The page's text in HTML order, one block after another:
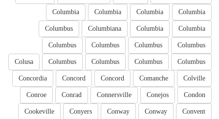
Columbia
Columbia
Columbia
Columbia
Columbia
Columbia
Columbiana
Columbus
Columbus
Columbus
Columbus
Columbus
Columbus
Columbus
Columbus
Columbus
Colusa
Colville
Comanche
Concord
Concord
Concordia
Condon
Conejos
Connersville
Conrad
Conroe
Convent
Conway
Conway
Conyers
Cookeville